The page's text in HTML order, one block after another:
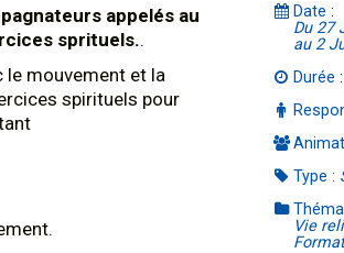
appelés au
sprituels..
le mouvement et la
spirituels pour
Date :
Du 27
au 2
Durée :
Type :
Vie